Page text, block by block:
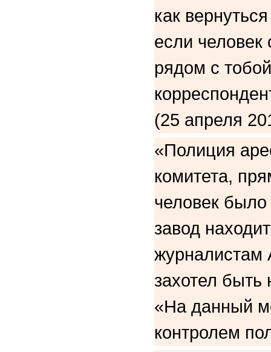
как
если
рядом с
(25 апреля
«Полиция
комитета,
человек
завод
журналистам
захотел быть
«На данный
контролем